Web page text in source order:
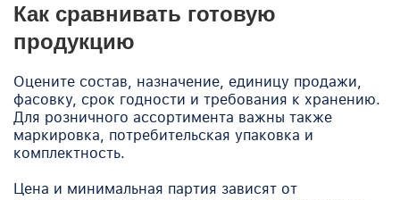
Как сравнивать готовую
продукцию
Оцените состав, назначение, единицу продажи,
фасовку, срок годности и требования к хранению.
Для розничного ассортимента важны также
маркировка, потребительская упаковка и
комплектность.
Цена и минимальная партия зависят от